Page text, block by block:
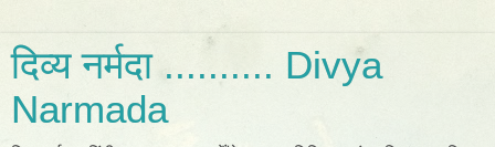
दिव्य नर्मदा .......... Divya
Narmada